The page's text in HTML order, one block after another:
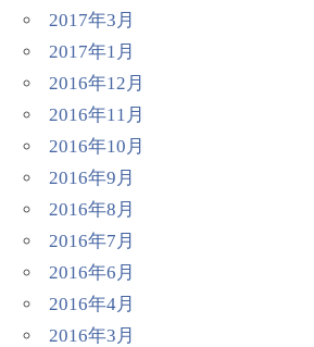
2017年3月
2017年1月
2016年12月
2016年11月
2016年10月
2016年9月
2016年8月
2016年7月
2016年6月
2016年4月
2016年3月